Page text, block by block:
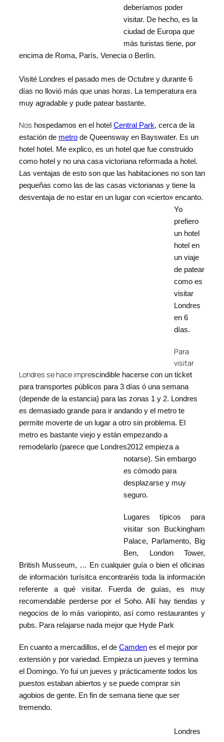
deberíamos poder
visitar. De hecho, es la
ciudad de Europa que
más turistas tiene, por
encima de Roma, París, Venecia o Berlín.
Visité Londres el pasado mes de Octubre y durante 6
días no llovió más que unas horas. La temperatura era
muy agradable y pude patear bastante.
Nos hospedamos en el hotel Central Park, cerca de la
estación de metro de Queensway en Bayswater. Es un
hotel hotel. Me explico, es un hotel que fue construido
como hotel y no una casa victoriana reformada a hotel.
Las ventajas de esto son que las habitaciones no son tan
pequeñas como las de las casas victorianas y tiene la
desventaja de no estar en un lugar con «cierto» encanto.
Yo
prefiero
un hotel
hotel en
un viaje
de patear
como es
visitar
Londres
en 6
días.
Para
visitar
Londres se hace imprescindible hacerse con un ticket
para transportes públicos para 3 días ó una semana
(depende de la estancia) para las zonas 1 y 2. Londres
es demasiado grande para ir andando y el metro te
permite moverte de un lugar a otro sin problema. El
metro es bastante viejo y están empezando a
remodelarlo (parece que Londres2012 empieza a
notarse). Sin embargo
es cómodo para
desplazarse y muy
seguro.
Lugares típicos para
visitar son Buckingham
Palace, Parlamento, Big
Ben, London Tower,
British Musseum, … En cualquier guía o bien el oficinas
de información turísitca encontraréis toda la información
referente a qué visitar.
Fuerda de guías, es muy
recomendable perderse por el Soho. Allí hay tiendas y
negocios de lo más variopinto, así como restaurantes y
pubs. Para relajarse nada mejor que Hyde Park
En cuanto a mercadillos, el de Camden es el mejor por
extensión y por variedad. Empieza un jueves y termina
el Domingo. Yo fui un jueves y prácticamente todos los
puestos estaban abiertos y se puede comprar sin
agobios de gente. En fin de semana tiene que ser
tremendo.
Londres